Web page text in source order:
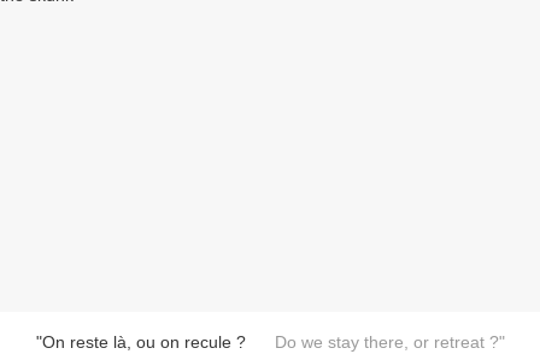
"On reste là, ou on recule ? Do we stay there, or retreat ?"